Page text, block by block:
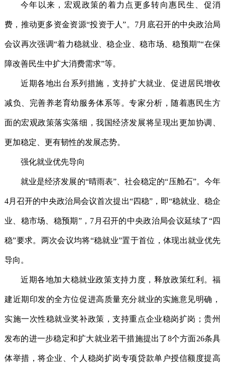
今年以来，宏观政策的着力点更多转向惠民生、促消
费，推动更多资金资源“投资于人”。7月底召开的中央政治局
会议再次强调“着力稳就业、稳企业、稳市场、稳预期”“在保
障改善民生中扩大消费需求”等。
近期各地出台系列措施，支持扩大就业、促进居民增收
减负、完善养老育幼服务体系等。专家分析，随着惠民生方
面的宏观政策落实落细，我国经济发展将呈现出更加协调、
更加稳定、更有韧性的发展态势。
强化就业优先导向
就业是经济发展的“晴雨表”、社会稳定的“压舱石”。今年
4月召开的中央政治局会议首次提出“四稳”，即“稳就业、稳企
业、稳市场、稳预期”，7月召开的中央政治局会议延续了“四
稳”要求。两次会议均将“稳就业”置于首位，体现出就业优先
导向。
近期各地加大稳就业政策支持力度，释放政策红利。福
建近期印发的全方位促进高质量充分就业的实施意见明确，
实施一次性稳就业奖补政策，支持重点企业稳岗扩岗；贵州
发布的进一步稳定和扩大就业若干措施提出了8个方面26条具
体举措，将企业、个人稳岗扩岗专项贷款单户授信额度提高